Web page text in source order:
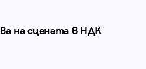
на сцената в НДК